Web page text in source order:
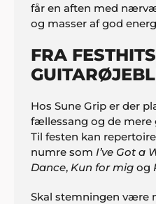
får en aften med
og masser af god
FRA
Hos Sune Grip er der
fællessang og de mere
Til festen kan
numre som I’ve Got a
Dance, Kun for mig og
Skal stemningen være